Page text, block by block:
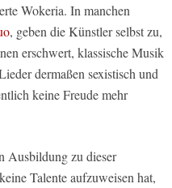
Wokeria. In manchen
, geben die Künstler selbst zu,
erschwert, klassische Musik
dermaßen sexistisch und
keine Freude mehr
Ausbildung zu dieser
Talente aufzuweisen hat,